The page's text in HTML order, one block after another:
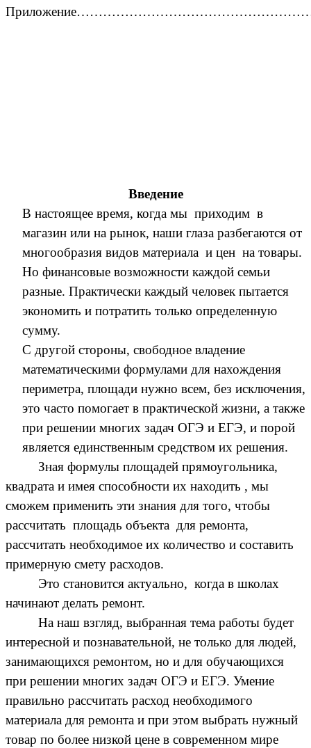
Введение
В настоящее время, когда мы приходим в
магазин или на рынок, наши глаза разбегаются от
многообразия видов материала и цен на товары.
Но финансовые возможности каждой семьи
разные. Практически каждый человек пытается
экономить и потратить только определенную
сумму.
С другой стороны, свободное владение
математическими формулами для нахождения
периметра, площади нужно всем, без исключения,
это часто помогает в практической жизни, а также
при решении многих задач ОГЭ и ЕГЭ, и порой
является единственным средством их решения.
Зная формулы площадей прямоугольника,
квадрата и имея способности их находить , мы
сможем применить эти знания для того, чтобы
рассчитать площадь объекта для ремонта,
рассчитать необходимое их количество и составить
примерную смету расходов.
Это становится актуально, когда в школах
начинают делать ремонт.
На наш взгляд, выбранная тема работы будет
интересной и познавательной, не только для людей,
занимающихся ремонтом, но и для обучающихся
при решении многих задач ОГЭ и ЕГЭ. Умение
правильно рассчитать расход необходимого
материала для ремонта и при этом выбрать нужный
товар по более низкой цене в современном мире